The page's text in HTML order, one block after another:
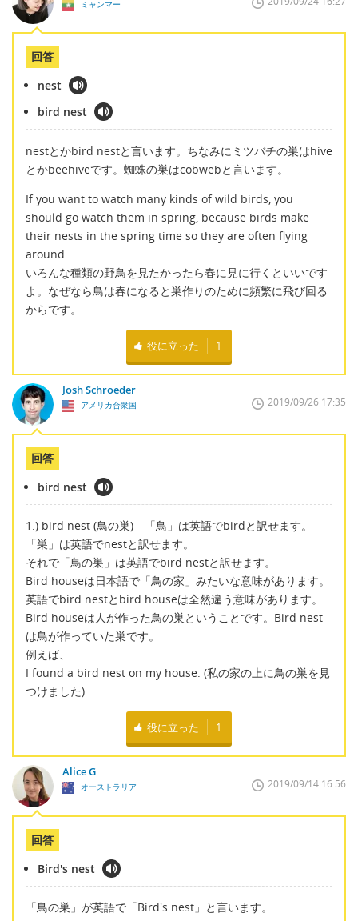
ミャンマー
回答
nest
bird nest
nestとかbird nestと言います。ちなみにミツバチの巣はhive
とかbeehiveです。蜘蛛の巣はcobwebと言います。
If you want to watch many kinds of wild birds, you
should go watch them in spring, because birds make
their nests in the spring time so they are often flying
around.
いろんな種類の野鳥を見たかったら春に見に行くといいです
よ。なぜなら鳥は春になると巣作りのために頻繁に飛び回る
からです。
役に立った 1
Josh Schroeder
アメリカ合衆国 2019/09/26 17:35
回答
bird nest
1.) bird nest (鳥の巣) 「鳥」は英語でbirdと訳せます。
「巣」は英語でnestと訳せます。
それで「鳥の巣」は英語でbird nestと訳せます。
Bird houseは日本語で「鳥の家」みたいな意味があります。
英語でbird nestとbird houseは全然違う意味があります。
Bird houseは人が作った鳥の巣ということです。Bird nest
は鳥が作っていた巣です。
例えば、
I found a bird nest on my house. (私の家の上に鳥の巣を見
つけました)
役に立った 1
Alice G
オーストラリア 2019/09/14 16:56
回答
Bird's nest
「鳥の巣」が英語で「Bird's nest」と言います。